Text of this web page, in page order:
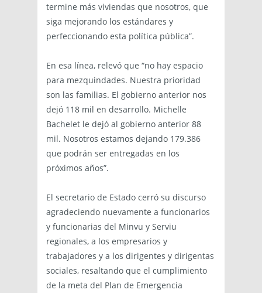
termine más viviendas que nosotros, que
siga mejorando los estándares y
perfeccionando esta política pública”.
En esa línea, relevó que “no hay espacio
para mezquindades. Nuestra prioridad
son las familias. El gobierno anterior nos
dejó 118 mil en desarrollo. Michelle
Bachelet le dejó al gobierno anterior 88
mil. Nosotros estamos dejando 179.386
que podrán ser entregadas en los
próximos años”.
El secretario de Estado cerró su discurso
agradeciendo nuevamente a funcionarios
y funcionarias del Minvu y Serviu
regionales, a los empresarios y
trabajadores y a los dirigentes y dirigentas
sociales, resaltando que el cumplimiento
de la meta del Plan de Emergencia